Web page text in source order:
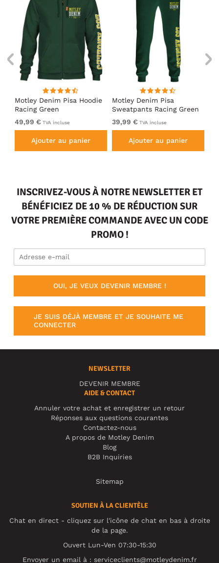
Motley Denim Pisa Hoodie
Racing Green
49,99 € TVA incluse
Ajouter au panier
Motley Denim Pisa
Sweatpants Racing Green
39,99 € TVA incluse
Ajouter au panier
INSCRIVEZ-VOUS À NOTRE NEWSLETTER ET
BÉNÉFICIEZ DE 10 % DE RÉDUCTION SUR
VOTRE PREMIÈRE COMMANDE AVEC UN CODE
PROMO !
OUI, JE VEUX DEVENIR MEMBRE !
JE SUIS DÉJÀ MEMBRE ET JE SOUHAITE ME
CONNECTER
NEWSLETTER
DEVENIR MEMBRE
AIDE & CONTACT
Annuler votre achat et enregistrer un retour
Réponses aux questions courantes
Contactez-nous
A propos de Motley Denim
Blog
B2B Inquiries
Sitemap
SOUTIEN À LA CLIENTÈLE
Chat en direct - cliquez sur l'icône de chat en bas à droite
de la page.
Ouvert Lun-Ven 07:30-15:30
Envoyer un email à : serviceclients@motleydenim.fr